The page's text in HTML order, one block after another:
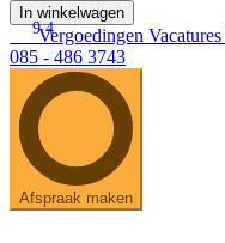
In winkelwagen
9.4
Vergoedingen Vacatures
085 - 486 3743
Afspraak maken